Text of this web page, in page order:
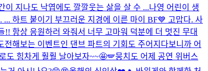
이 지나도 낙엽에도 깔깔웃는 삶을 살 수 ...나영 어린이 생
하트 붙이기 부끄러운 지경에 이른 마이 BF💙 고맙다. 사
항상 응원하러 와줘서 너무 고마워 덕분에 더 멋진 무대
해보는 이벤트인 댄브 파트의 기회도 주어지다보니까 어
도 힘차게 훨훨 날아보자~~🤩🪽뭉치도 어제 공연 위버스